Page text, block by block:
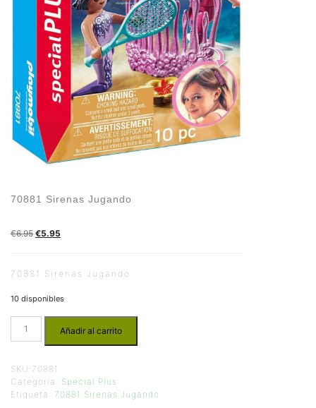
70881 Sirenas Jugando
€6.95 €5.95
70881 Sirenas Jugando
10 disponibles
Añadir al carrito
SKU: 70881
Categoría: Special Plus
Etiqueta: 70881 Sirenas Jugando